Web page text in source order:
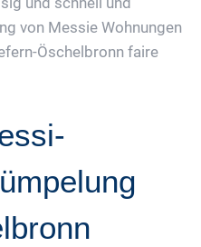
von Messie Wohnungen
Öschelbronn faire